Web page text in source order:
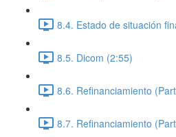
8.4. Estado de situación
8.5. Dicom (2:55)
8.6. Refinanciamiento
8.7. Refinanciamiento